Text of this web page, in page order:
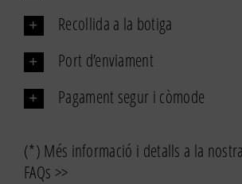
Recollida a la botiga
Port d’enviament
Pagament segur i còmode
(*) Més informació i detalls a la
FAQs >>